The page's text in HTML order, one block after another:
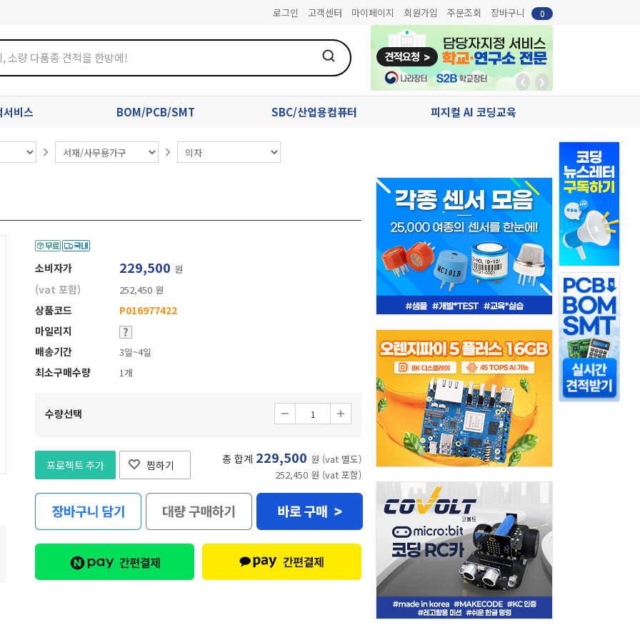
로그인 고객센터 마이페이지 회원가입 주문조회 장바구니 0
비스 BOM/PCB/SMT SBC/산업용컴퓨터 피지컬 AI 코딩교육
소비자가 229,500 원
(vat 포함) 252,450 원
상품코드
P016977422
마일리지
배송기간
3일~4일
최소구매수량 1개
수량선택
프로젝트 추가 찜하기 총 합계 229,500 원 (vat 별도)
252,450 원 (vat 포함)